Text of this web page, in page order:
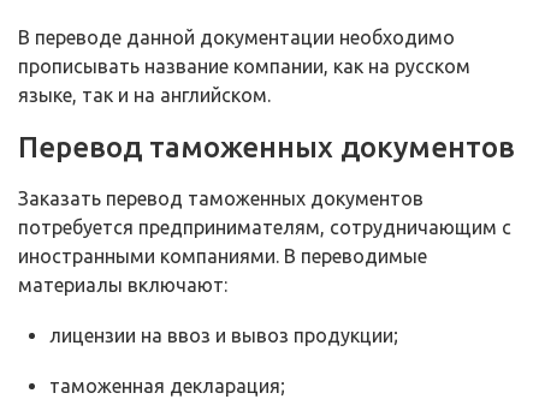
В переводе данной документации необходимо
прописывать название компании, как на русском
языке, так и на английском.
Перевод таможенных документов
Заказать перевод таможенных документов
потребуется предпринимателям, сотрудничающим с
иностранными компаниями. В переводимые
материалы включают:
лицензии на ввоз и вывоз продукции;
таможенная декларация;